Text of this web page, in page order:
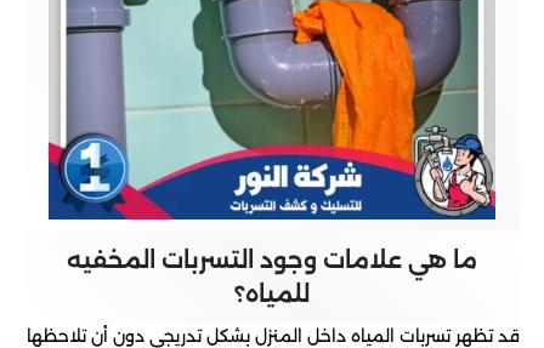
ما هي علامات وجود التسربات المخفيه
للمياه؟
قد تظهر تسربات المياه داخل المنزل بشكل تدريجي دون أن تلاحظها